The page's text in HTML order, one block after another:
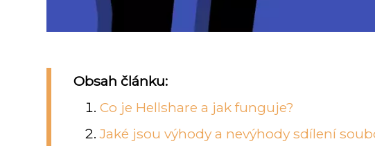
Obsah článku:
Co je Hellshare a jak funguje?
Jaké jsou výhody a nevýhody sdílení